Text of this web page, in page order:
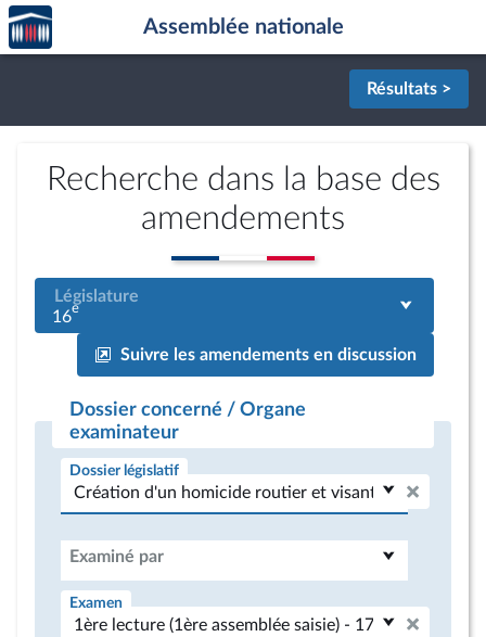
Aller au contenu
Aller en bas de la page
Accèder
à la
page
Assemblée nationale
Résultats >
Recherche dans la base des
amendements
Législature
16e
Suivre les amendements en discussion
Dossier concerné / Organe
examinateur
Dossier législatif
Examiné par
Examen